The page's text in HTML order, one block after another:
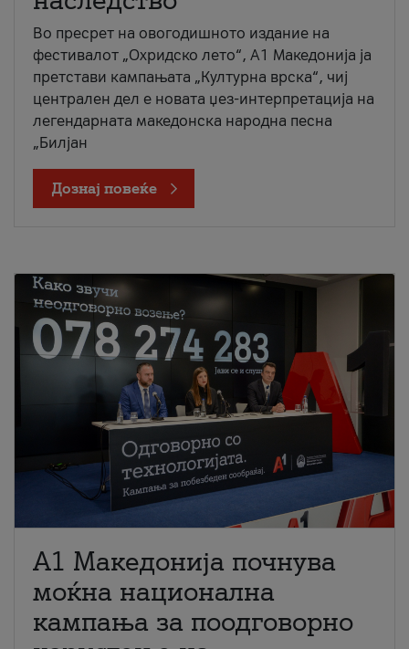
Во пресрет на овогодишното издание на
фестивалот „Охридско лето“, А1 Македонија ја
претстави кампањата „Културна врска“, чиј
централен дел е новата џез-интерпретација на
легендарната македонска народна песна
„Билјан
Дознај повеќе
A1 Македонија почнува
моќна национална
кампања за поодговорно